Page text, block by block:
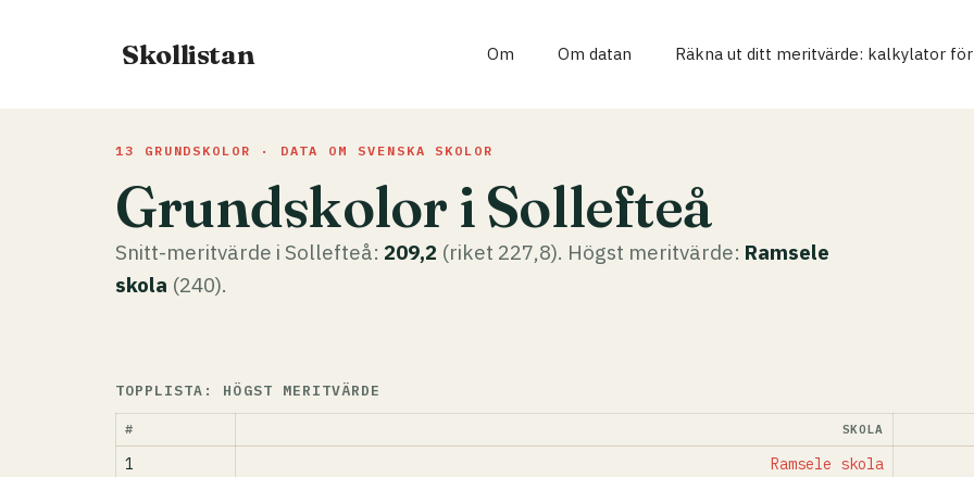
Skollistan Om Om datan Räkna ut ditt meritvärde: kalkylator
13 GRUNDSKOLOR · DATA OM SVENSKA SKOLOR
Grundskolor i Sollefteå
Snitt-meritvärde i Sollefteå: 209,2 (riket 227,8). Högst meritvärde: Ramsele
skola (240).
TOPPLISTA: HÖGST MERITVÄRDE
# SKOLA
1 Ramsele skola